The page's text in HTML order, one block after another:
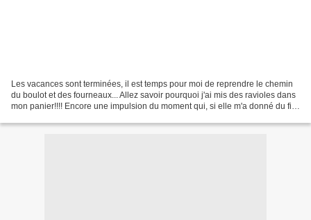
Les vacances sont terminées, il est temps pour moi de reprendre le chemin
du boulot et des fourneaux... Allez savoir pourquoi j'ai mis des ravioles dans
mon panier!!!! Encore une impulsion du moment qui, si elle m'a donné du fil